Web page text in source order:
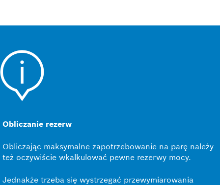
Obliczanie rezerw
Obliczając maksymalne zapotrzebowanie na parę należy
też oczywiście wkalkulować pewne rezerwy mocy.
Jednakże trzeba się wystrzegać przewymiarowania